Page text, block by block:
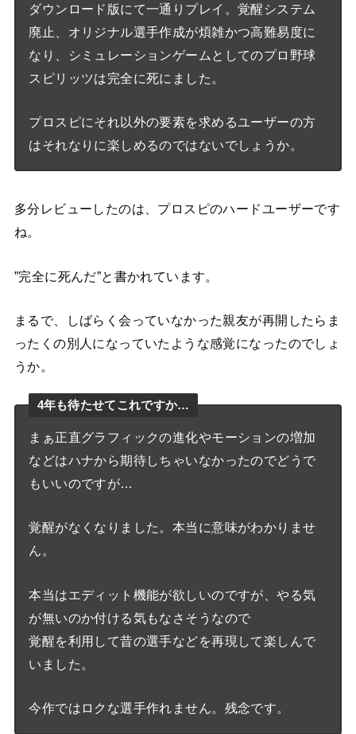
ダウンロード版にて一通りプレイ。覚醒システム
廃止、オリジナル選手作成が煩雑かつ高難易度に
なり、シミュレーションゲームとしてのプロ野球
スピリッツは完全に死にました。
プロスピにそれ以外の要素を求めるユーザーの方
はそれなりに楽しめるのではないでしょうか。
多分レビューしたのは、プロスピのハードユーザーです
ね。
”完全に死んだ”と書かれています。
まるで、しばらく会っていなかった親友が再開したらま
ったくの別人になっていたような感覚になったのでしょ
うか。
4年も待たせてこれですか…
まぁ正直グラフィックの進化やモーションの増加
などはハナから期待しちゃいなかったのでどうで
もいいのですが…
覚醒がなくなりました。本当に意味がわかりませ
ん。
本当はエディット機能が欲しいのですが、やる気
が無いのか付ける気もなさそうなので
覚醒を利用して昔の選手などを再現して楽しんで
いました。
今作ではロクな選手作れません。残念です。